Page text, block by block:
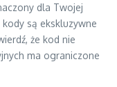
dla Twojej
są ekskluzywne
że kod nie
ma ograniczone